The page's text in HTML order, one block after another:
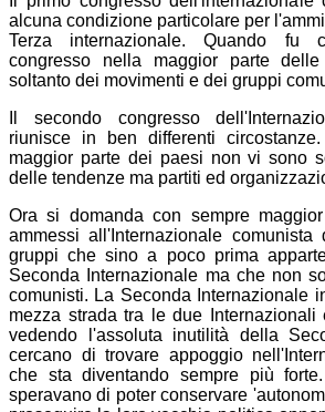
alcuna condizione particolare per
Terza internazionale. Quando fu
congresso nella maggior parte
soltanto dei movimenti e dei gruppi
Il secondo congresso
riunisce in ben differenti
maggior parte dei paesi non vi sono
delle tendenze ma partiti ed
Ora si domanda con sempre
ammessi all'Internazionale
gruppi che sino a poco prima
Seconda Internazionale ma che non
comunisti. La Seconda Internazionale
mezza strada tra le due
vedendo l'assoluta inutilità della
cercano di trovare appoggio
che sta diventando sempre più
speravano di poter conservare